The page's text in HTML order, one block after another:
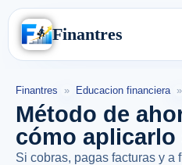
Finantres
Finantres » Educacion financiera »
Método de
cómo
Si cobras, pagas facturas y a